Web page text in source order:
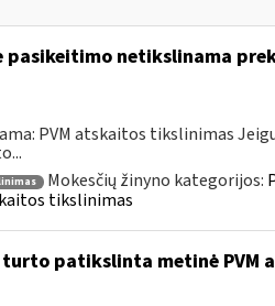
netikslinama
PVM atskaitos tikslinimas
Mokesčių žinyno kategorijos:
tikslinimas
patikslinta metinė PVM